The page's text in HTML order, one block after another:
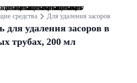
средства Для удаления засоров
для удаления засоров в
трубах, 200 мл